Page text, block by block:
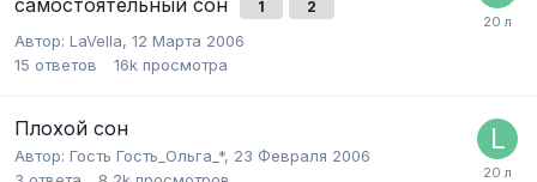
1 2
Автор: LaVella, 12 Марта 2006
15 ответов 16k просмотра
Плохой сон
Автор: Гость Гость_Ольга_*, 23 Февраля 2006